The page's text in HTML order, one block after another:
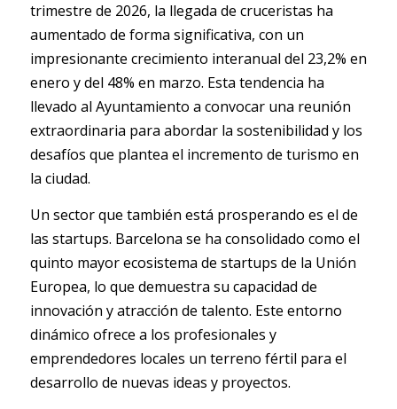
trimestre de 2026, la llegada de cruceristas ha
aumentado de forma significativa, con un
impresionante crecimiento interanual del 23,2% en
enero y del 48% en marzo. Esta tendencia ha
llevado al Ayuntamiento a convocar una reunión
extraordinaria para abordar la sostenibilidad y los
desafíos que plantea el incremento de turismo en
la ciudad.
Un sector que también está prosperando es el de
las startups. Barcelona se ha consolidado como el
quinto mayor ecosistema de startups de la Unión
Europea, lo que demuestra su capacidad de
innovación y atracción de talento. Este entorno
dinámico ofrece a los profesionales y
emprendedores locales un terreno fértil para el
desarrollo de nuevas ideas y proyectos.